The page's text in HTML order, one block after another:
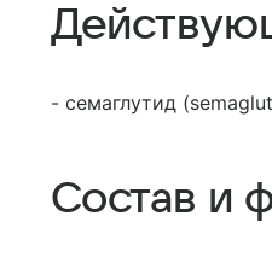
- семаглутид
Состав и